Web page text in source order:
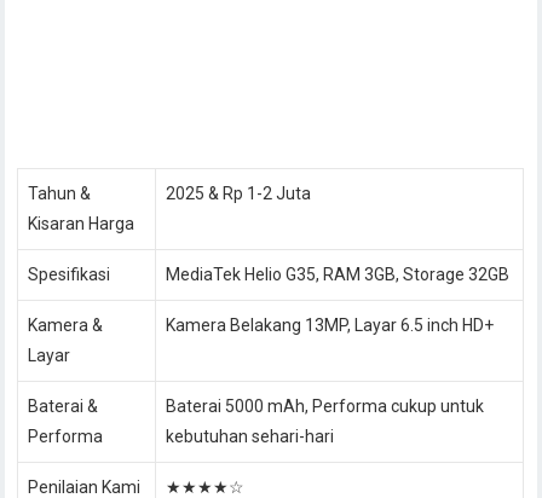
Tahun &
Kisaran Harga
2025 & Rp 1-2 Juta
Spesifikasi MediaTek Helio G35, RAM 3GB, Storage 32GB
Kamera &
Layar
Kamera Belakang 13MP, Layar 6.5 inch HD+
Baterai &
Performa
Baterai 5000 mAh, Performa cukup untuk
kebutuhan sehari-hari
Penilaian Kami ★★★★☆